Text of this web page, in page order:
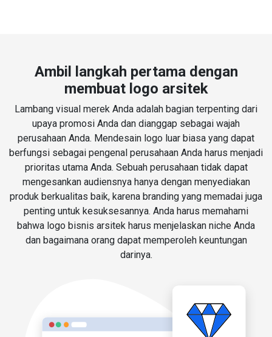
Ambil langkah pertama dengan
membuat logo arsitek
Lambang visual merek Anda adalah bagian terpenting dari
upaya promosi Anda dan dianggap sebagai wajah
perusahaan Anda. Mendesain logo luar biasa yang dapat
berfungsi sebagai pengenal perusahaan Anda harus menjadi
prioritas utama Anda. Sebuah perusahaan tidak dapat
mengesankan audiensnya hanya dengan menyediakan
produk berkualitas baik, karena branding yang memadai juga
penting untuk kesuksesannya. Anda harus memahami
bahwa logo bisnis arsitek harus menjelaskan niche Anda
dan bagaimana orang dapat memperoleh keuntungan
darinya.